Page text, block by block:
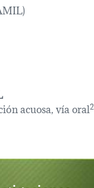
acuosa, vía oral2